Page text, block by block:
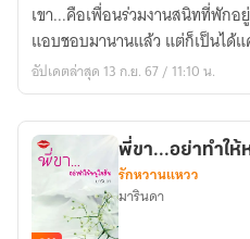
ไป
เล่น
เพื่อน
เขา...คือเพื่อนร่วมงานสนิทที่พักอ
แอบชอบมานานแล้ว แต่ก็
อัปเดตล่าสุด 13 ก.ย. 67 / 11:10 น.
พี่ขา...อย่าทำให้
รักหวานแหวว
มารินดา